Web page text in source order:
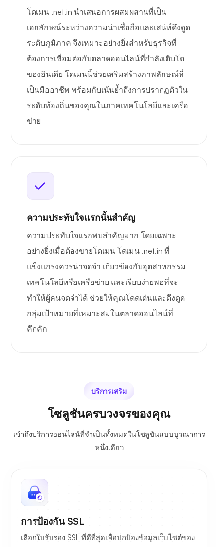
โดเมน .net.in นำเสนอการผสมผสานที่เป็น
เอกลักษณ์ระหว่างความน่าเชื่อถือและเสน่ห์ดึงดูด
ระดับภูมิภาค จึงเหมาะอย่างยิ่งสำหรับธุรกิจที่
ต้องการเชื่อมต่อกับตลาดออนไลน์ที่กำลังเติบโต
ของอินเดีย โดเมนนี้ช่วยเสริมสร้างภาพลักษณ์ที่
เป็นมืออาชีพ พร้อมกับเน้นย้ำถึงการปรากฏตัวใน
ระดับท้องถิ่นของคุณในภาคเทคโนโลยีและเครือ
ข่าย
ความประทับใจแรกนั้นสำคัญ
ความประทับใจแรกพบสำคัญมาก โดยเฉพาะ
อย่างยิ่งเมื่อต้องขายโดเมน โดเมน .net.in ที่
แข็งแกร่งควรน่าจดจำ เกี่ยวข้องกับอุตสาหกรรม
เทคโนโลยีหรือเครือข่าย และเรียบง่ายพอที่จะ
ทำให้ผู้คนจดจำได้ ช่วยให้คุณโดดเด่นและดึงดูด
กลุ่มเป้าหมายที่เหมาะสมในตลาดออนไลน์ที่
คึกคัก
บริการเสริม
โซลูชันครบวงจรของคุณ
เข้าถึงบริการออนไลน์ที่จำเป็นทั้งหมดในโซลูชันแบบบูรณาการ
หนึ่งเดียว
การป้องกัน SSL
เลือกใบรับรอง SSL ที่ดีที่สุดเพื่อปกป้องข้อมูลเว็บไซต์ของ